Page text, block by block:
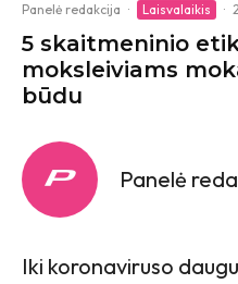
Panelė redakcija · Laisvalaikis ·
5 skaitmeninio
moksleiviams
būdu
Panelė
Iki koronaviruso